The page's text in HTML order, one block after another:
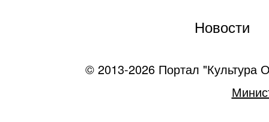
Новости
© 2013-2026 Портал "Культура